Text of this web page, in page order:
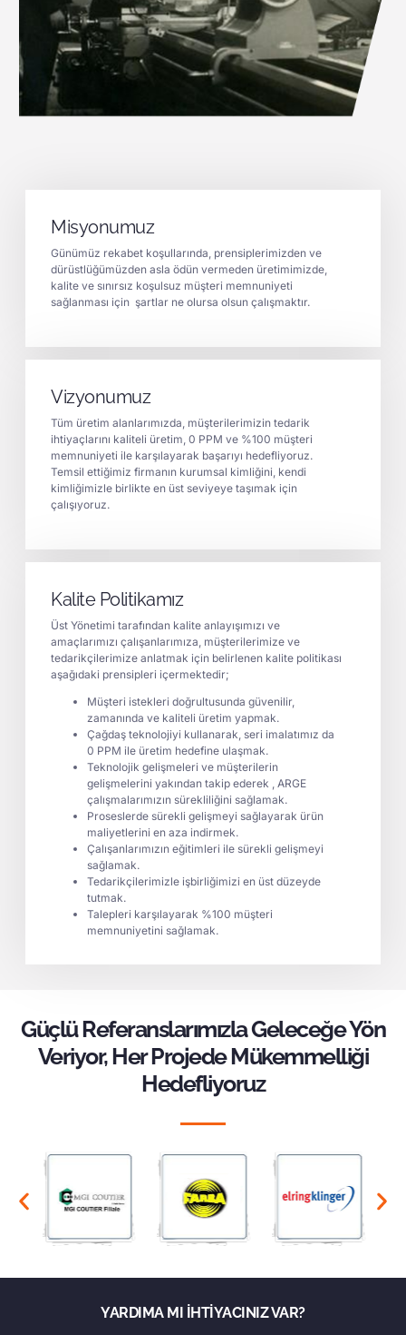
Misyonumuz
Günümüz rekabet koşullarında, prensiplerimizden ve
dürüstlüğümüzden asla ödün vermeden üretimimizde,
kalite ve sınırsız koşulsuz müşteri memnuniyeti
sağlanması için şartlar ne olursa olsun çalışmaktır.
Vizyonumuz
Tüm üretim alanlarımızda, müşterilerimizin tedarik
ihtiyaçlarını kaliteli üretim, 0 PPM ve %100 müşteri
memnuniyeti ile karşılayarak başarıyı hedefliyoruz.
Temsil ettiğimiz firmanın kurumsal kimliğini, kendi
kimliğimizle birlikte en üst seviyeye taşımak için
çalışıyoruz.
Kalite Politikamız
Üst Yönetimi tarafından kalite anlayışımızı ve
amaçlarımızı çalışanlarımıza, müşterilerimize ve
tedarikçilerimize anlatmak için belirlenen kalite politikası
aşağıdaki prensipleri içermektedir;
Müşteri istekleri doğrultusunda güvenilir,
zamanında ve kaliteli üretim yapmak.
Çağdaş teknolojiyi kullanarak, seri imalatımız da
0 PPM ile üretim hedefine ulaşmak.
Teknolojik gelişmeleri ve müşterilerin
gelişmelerini yakından takip ederek , ARGE
çalışmalarımızın sürekliliğini sağlamak.
Proseslerde sürekli gelişmeyi sağlayarak ürün
maliyetlerini en aza indirmek.
Çalışanlarımızın eğitimleri ile sürekli gelişmeyi
sağlamak.
Tedarikçilerimizle işbirliğimizi en üst düzeyde
tutmak.
Talepleri karşılayarak %100 müşteri
memnuniyetini sağlamak.
Güçlü Referanslarımızla Geleceğe Yön
Veriyor, Her Projede Mükemmelliği
Hedefliyoruz
YARDIMA MI IHTIYACINIZ VAR?